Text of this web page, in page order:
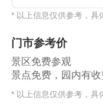
* 以上信息仅供参考，具
门市参考价
景区免费参观
景点免费，园内有收
* 以上信息仅供参考，具